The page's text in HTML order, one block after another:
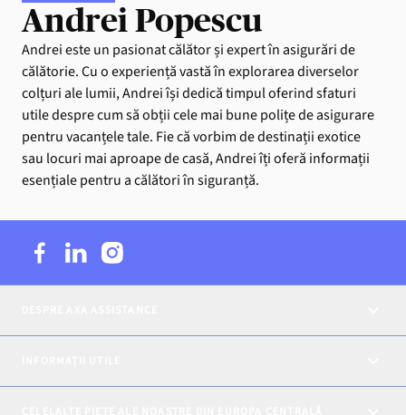
Andrei Popescu
Andrei este un pasionat călător și expert în asigurări de
călătorie. Cu o experiență vastă în explorarea diverselor
colțuri ale lumii, Andrei își dedică timpul oferind sfaturi
utile despre cum să obții cele mai bune polițe de asigurare
pentru vacanțele tale. Fie că vorbim de destinații exotice
sau locuri mai aproape de casă, Andrei îți oferă informații
esențiale pentru a călători în siguranță.